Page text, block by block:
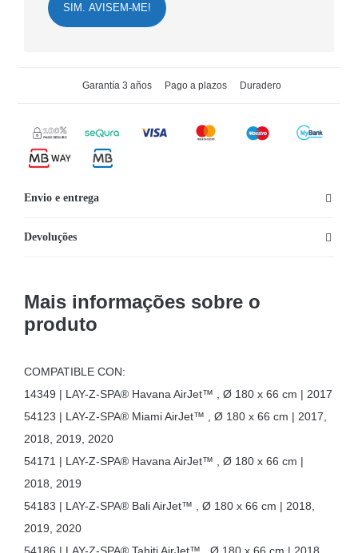
SIM. AVISEM-ME!
Garantía 3 años Pago a plazos Duradero
Envio e entrega
Devoluções
Mais informações sobre o
produto
COMPATIBLE CON:
14349 | LAY-Z-SPA® Havana AirJet™ , Ø 180 x 66 cm | 2017
54123 | LAY-Z-SPA® Miami AirJet™ , Ø 180 x 66 cm | 2017,
2018, 2019, 2020
54171 | LAY-Z-SPA® Havana AirJet™ , Ø 180 x 66 cm |
2018, 2019
54183 | LAY-Z-SPA® Bali AirJet™ , Ø 180 x 66 cm | 2018,
2019, 2020